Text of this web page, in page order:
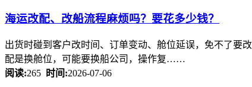
海运改配、改船流程麻烦吗？要花多少钱？
出货时碰到客户改时间、订单变动、舱位延误，免不了要
配是换舱位，可能要换船公司，操作复……
阅读:265 时间:2026-07-06